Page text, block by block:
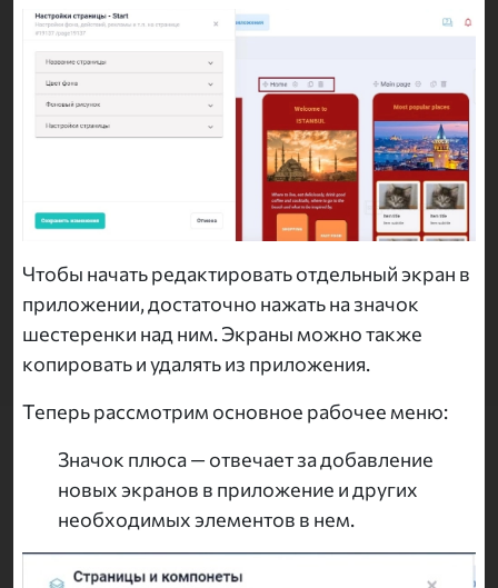
Чтобы начать редактировать отдельный экран в
приложении, достаточно нажать на значок
шестеренки над ним. Экраны можно также
копировать и удалять из приложения.
Теперь рассмотрим основное рабочее меню:
Значок плюса — отвечает за добавление
новых экранов в приложение и других
необходимых элементов в нем.